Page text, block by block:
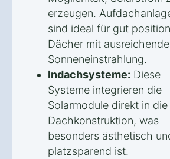
erzeugen.
sind ideal für gut
Dächer mit
Sonneneinstrahlung.
Indachsysteme: Diese
Systeme integrieren die
Solarmodule direkt in die
Dachkonstruktion, was
besonders ästhetisch
platzsparend ist.